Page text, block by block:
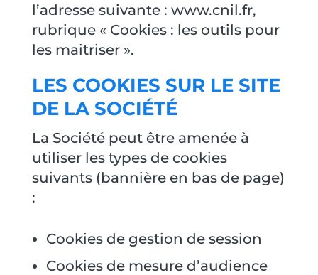
l’adresse suivante : www.cnil.fr,
rubrique « Cookies : les outils pour
les maitriser ».
LES COOKIES SUR LE SITE
DE LA SOCIÉTÉ
La Société peut être amenée à
utiliser les types de cookies
suivants (bannière en bas de page)
:
Cookies de gestion de session
Cookies de mesure d’audience